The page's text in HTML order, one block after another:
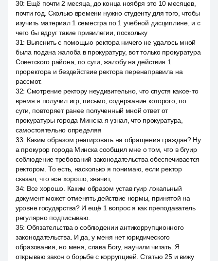
30: Ещё почти 2 месяца, до конца ноября это 10 месяцев,
почти год. Сколько времени нужно студенту для того, чтобы
изучить материал 1 семестра по 1 учебной дисциплине, и с
чего бы вдруг такие привилегии, поскольку
31: Выяснить с помощью ректора ничего не удалось мной
была подана жалоба в прокуратуру, вот только прокуратура
Советского района, по сути, жалобу на действия 1
проректора и бездействие ректора перенаправила на
рассмот.
32: Смотрение ректору неудивительно, что спустя какое-то
время я получил игр, письмо, содержание которого, по
сути, повторяет ранее полученный мной ответ от
прокуратуры города Минска я узнал, что прокуратура,
самостоятельно определяя
33: Каким образом реагировать на обращения граждан? Ну
а прокурор города Минска сообщил мне о том, что в бгуир
соблюдение требований законодательства обеспечивается
ректором. То есть, насколько я понимаю, если ректор
сказал, что все хорошо, значит,
34: Все хорошо. Каким образом устав гуир локальный
документ может отменять действие нормы, принятой на
уровне государства? И ещё 1 вопрос я как преподаватель
регулярно подписываю.
35: Обязательства о соблюдении антикоррупционного
законодательства. И да, у меня нет юридического
образования, но меня, слава Богу, научили читать. Я
открываю закон о борьбе с коррупцией. Статью 25 и вижу